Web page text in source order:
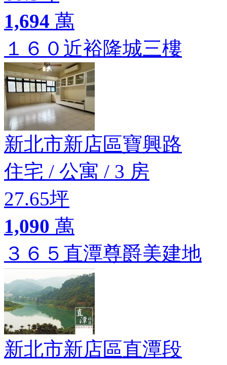
1,694 萬
１６０近裕隆城三樓
新北市新店區寶興路
住宅 / 公寓 / 3 房
27.65坪
1,090 萬
３６５直潭尊爵美建地
新北市新店區直潭段